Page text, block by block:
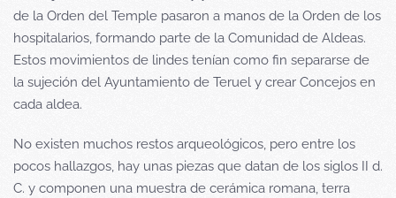
de la Orden del Temple pasaron a manos de la Orden de los
hospitalarios, formando parte de la Comunidad de Aldeas.
Estos movimientos de lindes tenían como fin separarse de
la sujeción del Ayuntamiento de Teruel y crear Concejos en
cada aldea.
No existen muchos restos arqueológicos, pero entre los
pocos hallazgos, hay unas piezas que datan de los siglos II d.
C. y componen una muestra de cerámica romana, terra